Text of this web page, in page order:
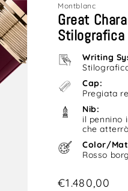
Montblanc
Great
Stilografica
Writing
Cap:
Pregiata
Nib:
il pennino
che
Color/
Rosso
Prezzo
€1.480,00